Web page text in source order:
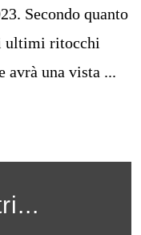
Secondo quanto
ultimi ritocchi
avrà una vista ...